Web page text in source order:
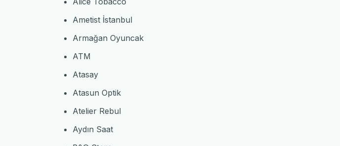
Ametist İstanbul
Armağan Oyuncak
ATM
Atasay
Atasun Optik
Atelier Rebul
Aydın Saat